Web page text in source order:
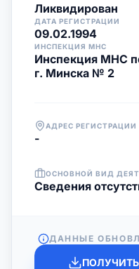
Ликвидирован
ДАТА РЕГИСТРАЦИИ
09.02.1994
ИНСПЕКЦИЯ МНС
Инспекция МНС
г. Минска № 2
АДРЕС РЕГИСТРАЦИИ
-
ОСНОВНОЙ ВИД
Cведения
ДАННЫЕ